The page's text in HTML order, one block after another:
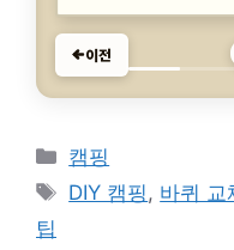
이전
카
테
캠핑
태
DIY 캠핑 , 바퀴 교
팁